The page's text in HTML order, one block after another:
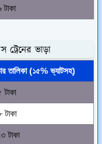
ট্রেনের ভাড়া
তালিকা (১৫% ভ্যাটসহ)
টাকা
টাকা
টাকা